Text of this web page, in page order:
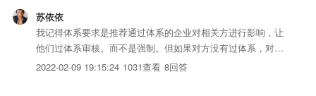
苏依依
我记得体系要求是推荐通过体系的企业对相关方进行影响，让
他们过体系审核。而不是强制。但如果对方没有过体系，对你
的iso三体系认证质量稳定性会产生疑问，除非你能通过严格
2022-02-09 19:15:24 1031查看 8回答